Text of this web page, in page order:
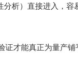
析）直接进入，容
才能真正为量产铺